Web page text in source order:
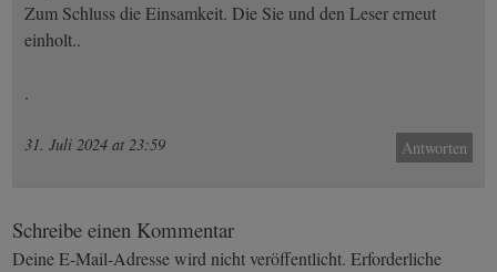
Zum Schluss die Einsamkeit. Die Sie und den Leser erneut
einholt..
.
Antworten
31. Juli 2024 at 23:59
Schreibe einen Kommentar
Deine E-Mail-Adresse wird nicht veröffentlicht. Erforderliche